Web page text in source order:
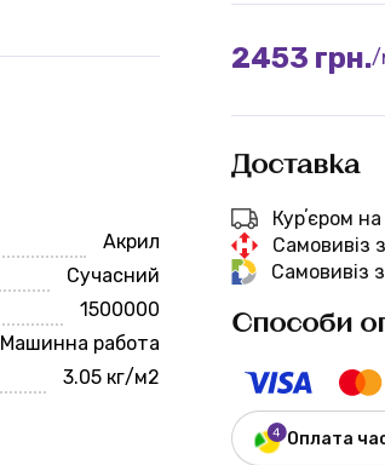
Акрил
Сучасний
1500000
Машинна работа
3.05 кг/м2
2453 грн./
Доставка
Курʼєром
Самовивіз
Самовивіз
Способи
Оплата